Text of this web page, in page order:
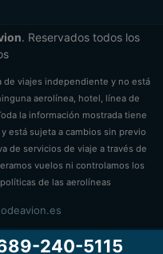
. Reservados todos los
de viajes independiente y no está
aerolínea, hotel, línea de
la información mostrada tiene
está sujeta a cambios sin previo
de servicios de viaje a través de
vuelos ni controlamos los
de las aerolíneas
240-5115